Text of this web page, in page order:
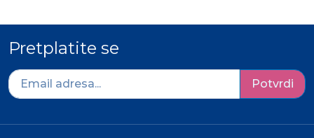
Pretplatite se
Potvrdi